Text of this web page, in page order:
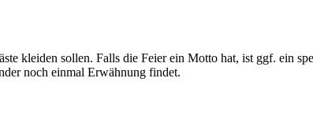
kleiden sollen. Falls die Feier ein Motto hat, ist ggf. ein
noch einmal Erwähnung findet.